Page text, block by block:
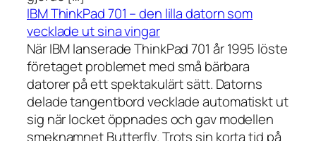
IBM ThinkPad 701 – den lilla datorn som
vecklade ut sina vingar
När IBM lanserade ThinkPad 701 år 1995 löste
företaget problemet med små bärbara
datorer på ett spektakulärt sätt. Datorns
delade tangentbord vecklade automatiskt ut
sig när locket öppnades och gav modellen
smeknamnet Butterfly. Trots sin korta tid på